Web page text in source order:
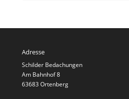
Adresse
Schilder Bedachungen
Am Bahnhof 8
63683 Ortenberg